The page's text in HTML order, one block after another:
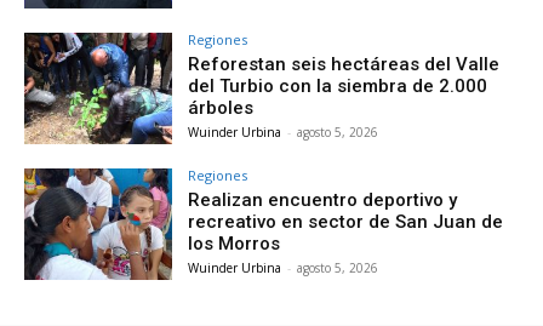
Regiones
Reforestan seis hectáreas del Valle
del Turbio con la siembra de 2.000
árboles
Wuinder Urbina - agosto 5, 2026
Regiones
Realizan encuentro deportivo y
recreativo en sector de San Juan de
los Morros
Wuinder Urbina - agosto 5, 2026